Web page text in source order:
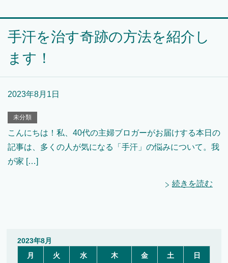
手汗を治す奇跡の方法を紹介し
ます！
2023年8月1日
未分類
こんにちは！私、40代の主婦ブロガーがお届けする本日の
記事は、多くの人が気になる「手汗」の悩みについて。我
が家 […]
続きを読む
2023年8月
月
火 水 木 金 土 日